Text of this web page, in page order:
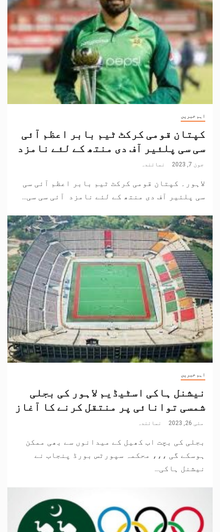
اہم خبریں
کپتان قومی کرکٹ ٹیم بابر اعظم آئی
سی سی پلئیر آف دی منتھ کے لئے نامزد
جون 7, 2023 نمائندہ
لاہور۔ کپتان قومی کرکٹ ٹیم بابر اعظم آئی سی
سی پلئیر آف دی منتھ کے لئے نامزد آئی سی سی...
اہم خبریں
نیشنل ہاکی اسٹیڈیم لاہور کی بجلی
شمسی توانائی پر منتقل کرنے کا آغاز
مئی 26, 2023 نمائندہ
بجلی کی بچت اب کھیل کے میدانوں سے بھی ممکن
ہوسکے گی ،،، محکمہ سپورٹس بورڈ پنجاب نے
نیشنل ہاکی...